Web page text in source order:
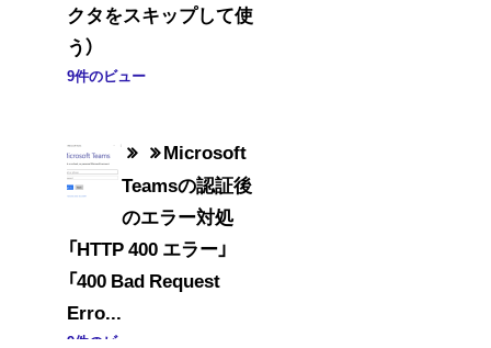
クタをスキップして使
う）
9件のビュー
Microsoft
Teamsの認証後
のエラー対処
「HTTP 400 エラー」
「400 Bad Request
Erro...
9件のビュー